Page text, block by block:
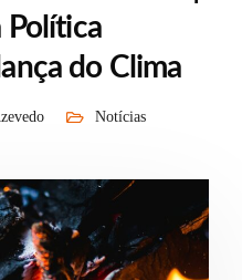
Política
do Clima
Notícias